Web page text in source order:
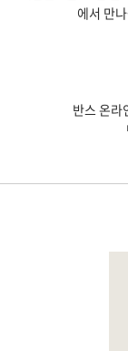
에서 만
반스 온라